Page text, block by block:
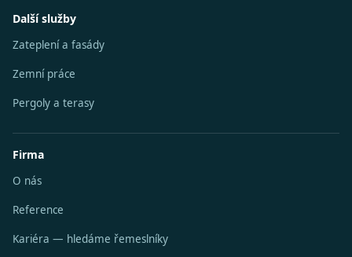
Další služby
Zateplení a fasády
Zemní práce
Pergoly a terasy
Firma
O nás
Reference
Kariéra — hledáme řemeslníky